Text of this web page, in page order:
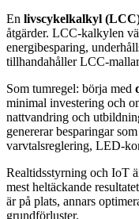
En livscykelkalkyl
åtgärder. LCC-kalkylen
energibesparing,
tillhandahåller LCC-
Som tumregel: börja med
minimal investering och
nattvandring och
genererar besparingar
varvtalsreglering, LED-
Realtidsstyrning och IoT
mest heltäckande
är på plats, annars
grundförluster.